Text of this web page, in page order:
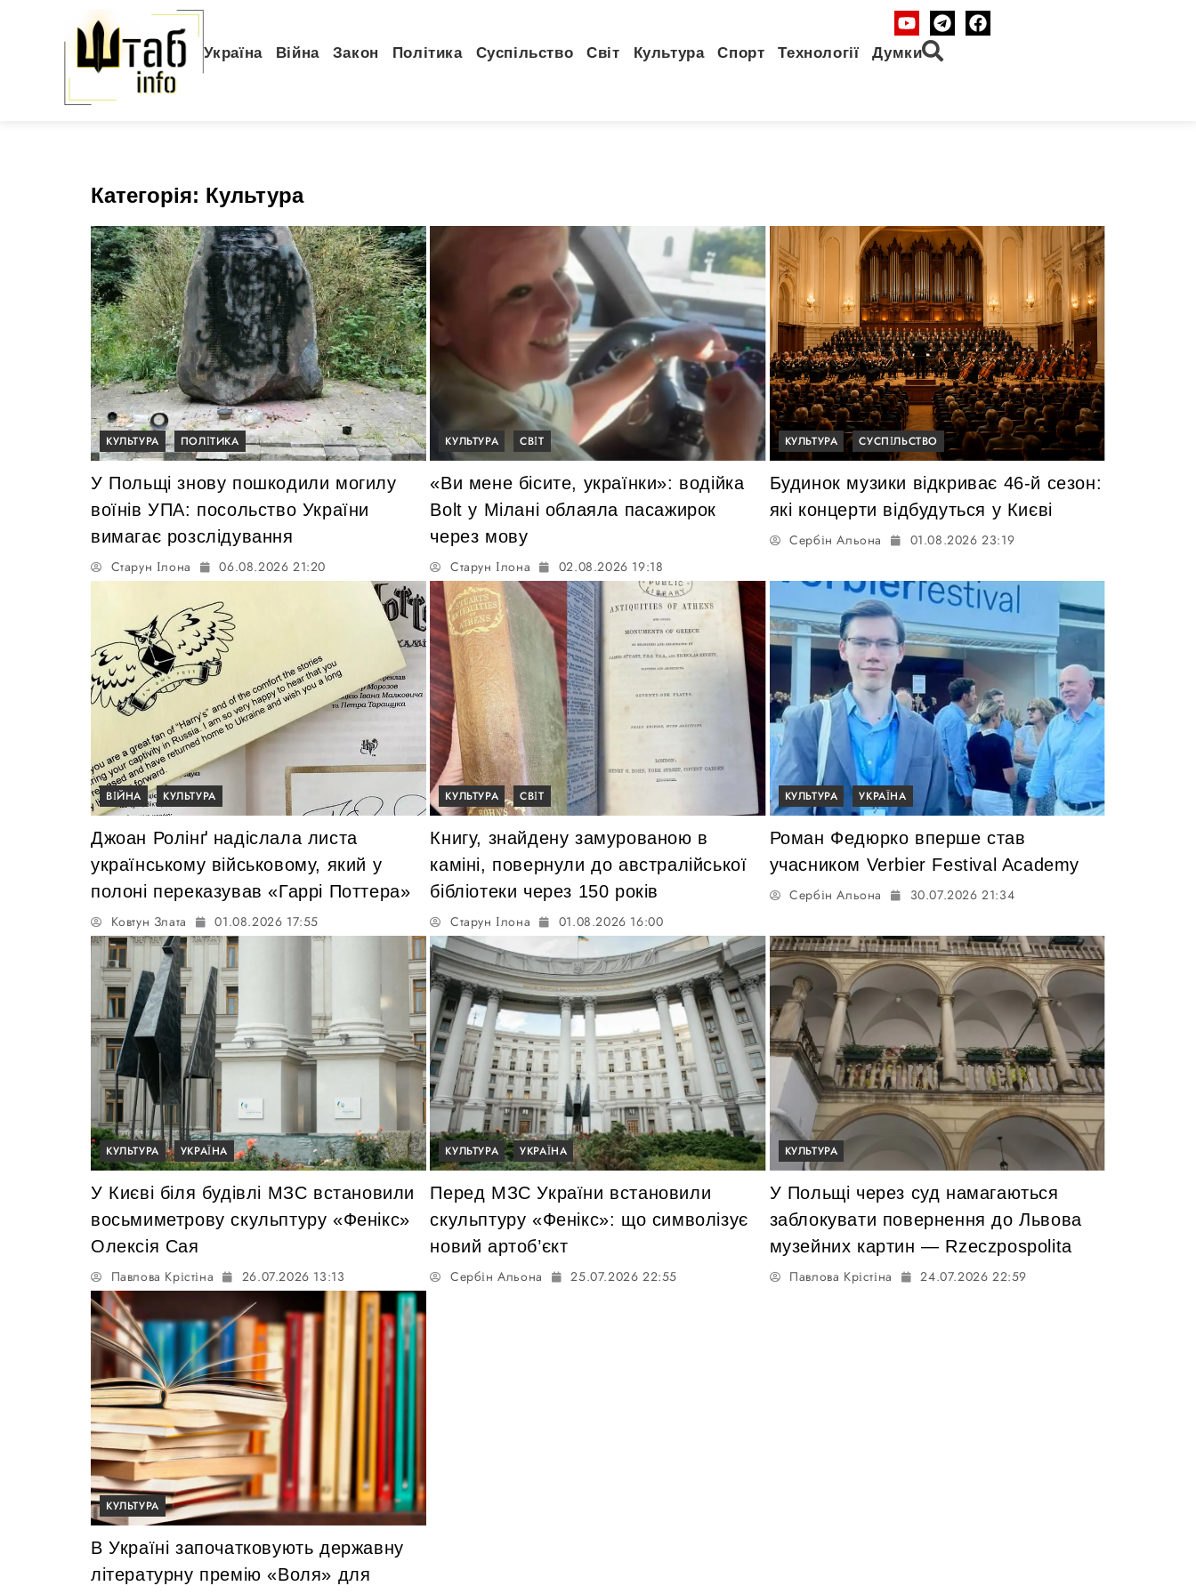
Україна Війна Закон Політика Суспільство Світ Культура Спорт Технології Думки
Категорія: Культура
КУЛЬТУРА ПОЛІТИКА
У Польщі знову пошкодили могилу
воїнів УПА: посольство України
вимагає розслідування
Старун Ілона 06.08.2026 21:20
КУЛЬТУРА СВІТ
«Ви мене бісите, українки»: водійка
Bolt у Мілані облаяла пасажирок
через мову
Старун Ілона 02.08.2026 19:18
КУЛЬТУРА СУСПІЛЬСТВО
Будинок музики відкриває 46-й сезон:
які концерти відбудуться у Києві
Сербін Альона 01.08.2026 23:19
ВІЙНА КУЛЬТУРА
Джоан Ролінґ надіслала листа
українському військовому, який у
полоні переказував «Гаррі Поттера»
Ковтун Злата 01.08.2026 17:55
КУЛЬТУРА СВІТ
Книгу, знайдену замурованою в
каміні, повернули до австралійської
бібліотеки через 150 років
Старун Ілона 01.08.2026 16:00
КУЛЬТУРА УКРАЇНА
Роман Федюрко вперше став
учасником Verbier Festival Academy
Сербін Альона 30.07.2026 21:34
КУЛЬТУРА УКРАЇНА
У Києві біля будівлі МЗС встановили
восьмиметрову скульптуру «Фенікс»
Олексія Сая
Павлова Крістіна 26.07.2026 13:13
КУЛЬТУРА УКРАЇНА
Перед МЗС України встановили
скульптуру «Фенікс»: що символізує
новий артоб’єкт
Сербін Альона 25.07.2026 22:55
КУЛЬТУРА
У Польщі через суд намагаються
заблокувати повернення до Львова
музейних картин — Rzeczpospolita
Павлова Крістіна 24.07.2026 22:59
КУЛЬТУРА
В Україні започатковують державну
літературну премію «Воля» для